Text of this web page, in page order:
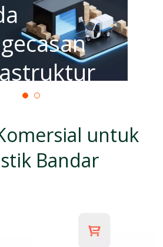
untuk
Bandar